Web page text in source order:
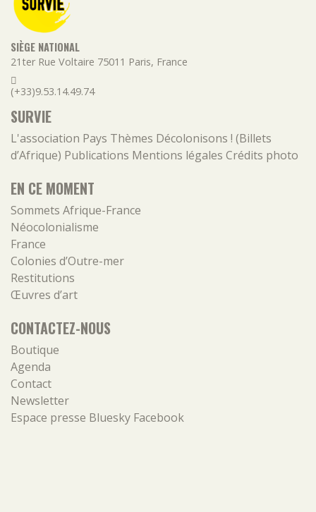
SIÈGE NATIONAL
21ter Rue Voltaire 75011 Paris, France
(+33)9.53.14.49.74
SURVIE
L'association Pays Thèmes Décolonisons ! (Billets
d’Afrique) Publications Mentions légales Crédits photo
EN CE MOMENT
Sommets Afrique-France
Néocolonialisme
France
Colonies d’Outre-mer
Restitutions
Œuvres d’art
CONTACTEZ-NOUS
Boutique
Agenda
Contact
Newsletter
Espace presse Bluesky Facebook